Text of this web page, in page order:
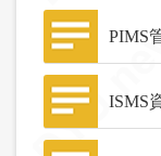
PIMS
ISMS